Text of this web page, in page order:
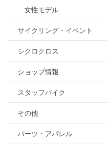
女性モデル
サイクリング・イベント
シクロクロス
ショップ情報
スタッフバイク
その他
パーツ・アパレル